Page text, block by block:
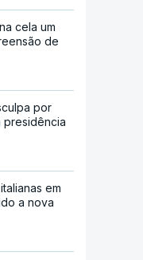
cela um
de
por
presidência
em
a nova